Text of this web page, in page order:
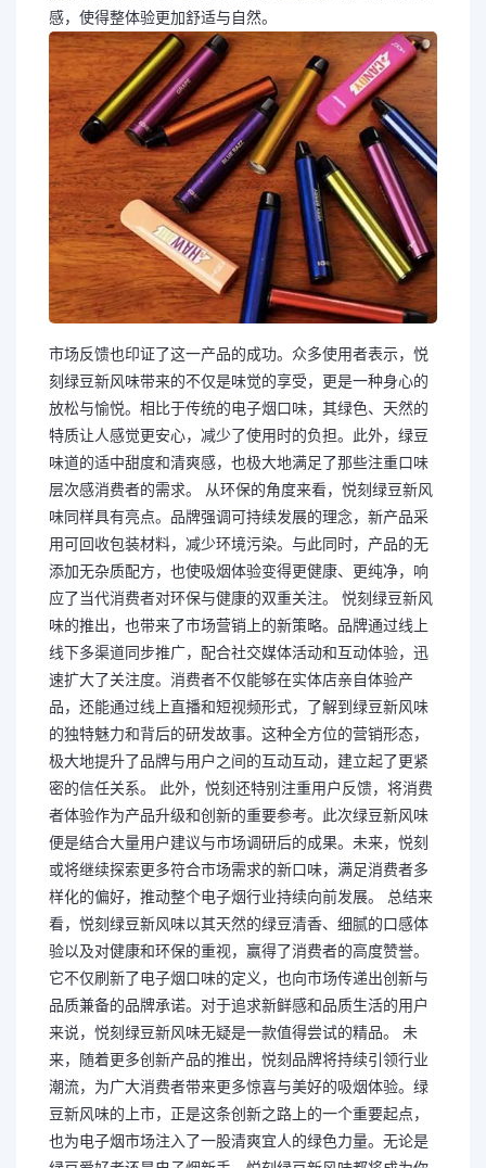
感，使得整体验更加舒适与自然。
市场反馈也印证了这一产品的成功。众多使用者表示，悦
刻绿豆新风味带来的不仅是味觉的享受，更是一种身心的
放松与愉悦。相比于传统的电子烟口味，其绿色、天然的
特质让人感觉更安心，减少了使用时的负担。此外，绿豆
味道的适中甜度和清爽感，也极大地满足了那些注重口味
层次感消费者的需求。 从环保的角度来看，悦刻绿豆新风
味同样具有亮点。品牌强调可持续发展的理念，新产品采
用可回收包装材料，减少环境污染。与此同时，产品的无
添加无杂质配方，也使吸烟体验变得更健康、更纯净，响
应了当代消费者对环保与健康的双重关注。 悦刻绿豆新风
味的推出，也带来了市场营销上的新策略。品牌通过线上
线下多渠道同步推广，配合社交媒体活动和互动体验，迅
速扩大了关注度。消费者不仅能够在实体店亲自体验产
品，还能通过线上直播和短视频形式，了解到绿豆新风味
的独特魅力和背后的研发故事。这种全方位的营销形态，
极大地提升了品牌与用户之间的互动互动，建立起了更紧
密的信任关系。 此外，悦刻还特别注重用户反馈，将消费
者体验作为产品升级和创新的重要参考。此次绿豆新风味
便是结合大量用户建议与市场调研后的成果。未来，悦刻
或将继续探索更多符合市场需求的新口味，满足消费者多
样化的偏好，推动整个电子烟行业持续向前发展。 总结来
看，悦刻绿豆新风味以其天然的绿豆清香、细腻的口感体
验以及对健康和环保的重视，赢得了消费者的高度赞誉。
它不仅刷新了电子烟口味的定义，也向市场传递出创新与
品质兼备的品牌承诺。对于追求新鲜感和品质生活的用户
来说，悦刻绿豆新风味无疑是一款值得尝试的精品。 未
来，随着更多创新产品的推出，悦刻品牌将持续引领行业
潮流，为广大消费者带来更多惊喜与美好的吸烟体验。绿
豆新风味的上市，正是这条创新之路上的一个重要起点，
也为电子烟市场注入了一股清爽宜人的绿色力量。无论是